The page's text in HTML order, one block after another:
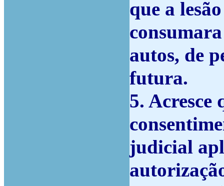
que a
autos, de
futura.
5. Acresce
judicial